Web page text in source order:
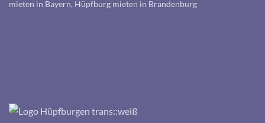
mieten in Bayern, Hüpfburg mieten in Brandenburg